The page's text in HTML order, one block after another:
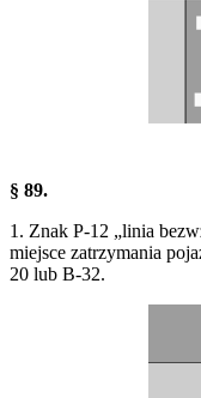
§ 89.
1. Znak P-12 „linia
miejsce zatrzymania
20 lub B-32.